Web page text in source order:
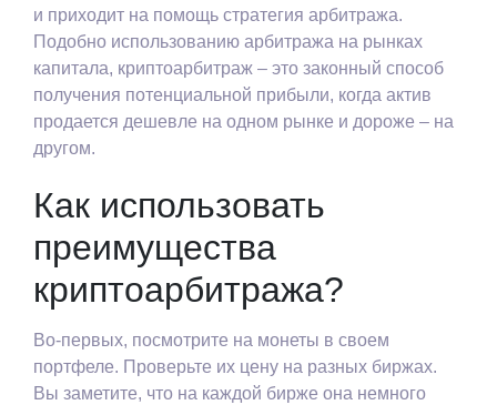
и приходит на помощь стратегия арбитража.
Подобно использованию арбитража на рынках
капитала, криптоарбитраж – это законный способ
получения потенциальной прибыли, когда актив
продается дешевле на одном рынке и дороже – на
другом.
Как использовать
преимущества
криптоарбитража?
Во-первых, посмотрите на монеты в своем
портфеле. Проверьте их цену на разных биржах.
Вы заметите, что на каждой бирже она немного